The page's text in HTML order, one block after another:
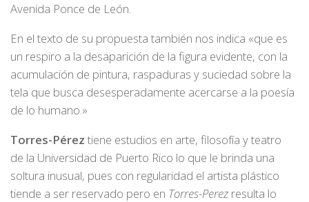
Avenida Ponce de León.
En el texto de su propuesta también nos indica «que es
un respiro a la desaparición de la figura evidente, con la
acumulación de pintura, raspaduras y suciedad sobre la
tela que busca desesperadamente acercarse a la poesía
de lo humano.»
Torres-Pérez tiene estudios en arte, filosofía y teatro
de la Universidad de Puerto Rico lo que le brinda una
soltura inusual, pues con regularidad el artista plástico
tiende a ser reservado pero en Torres-Perezresulta lo